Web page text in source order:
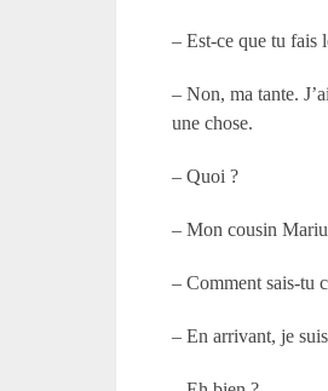
– Est-ce que tu fais
– Non, ma tante.
une chose.
– Quoi ?
– Mon cousin
– Comment sais-tu
– En arrivant, je